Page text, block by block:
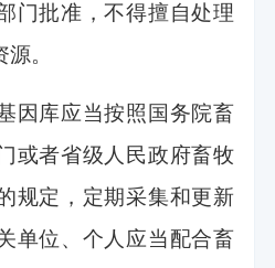
门批准，不得擅自处理
。
库应当按照国务院畜
或者省级人民政府畜牧
规定，定期采集和更新
单位、个人应当配合畜